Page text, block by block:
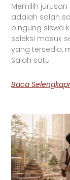
Memilih
adalah salah
bingung siswa
seleksi masuk
yang tersedia,
Salah satu
Baca